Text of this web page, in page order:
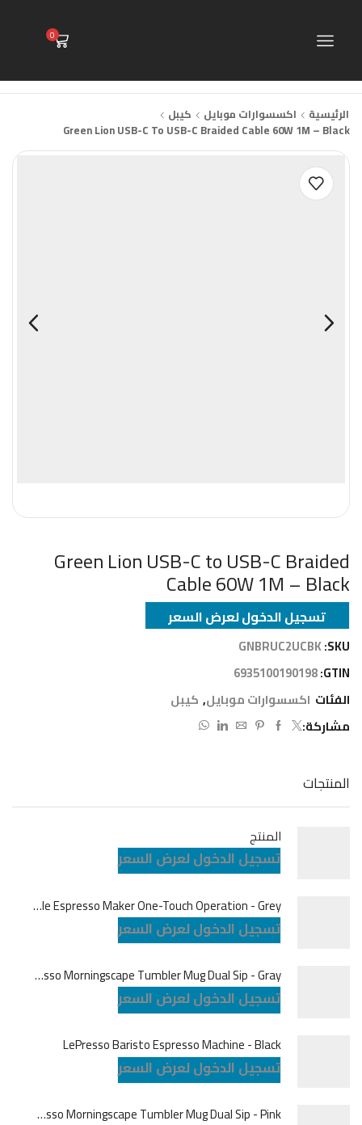
0
الرئيسية اكسسوارات موبايل
كيبل
Green Lion USB-C To USB-C Braided Cable 60W 1M – Black
Green Lion USB-C to USB-C Braided
Cable 60W 1M – Black
تسجيل الدخول لعرض السعر
SKU:
GNBRUC2UCBK
GTIN:
6935100190198
الفئات اكسسوارات موبايل, كيبل
مشاركة:
المنتجات
المنتج
تسجيل الدخول لعرض السعر
LePresso Brewjet Portable Espresso Maker One-Touch Operation - Grey
تسجيل الدخول لعرض السعر
LePresso Morningscape Tumbler Mug Dual Sip - Gray
تسجيل الدخول لعرض السعر
LePresso Baristo Espresso Machine - Black
تسجيل الدخول لعرض السعر
LePresso Morningscape Tumbler Mug Dual Sip - Pink